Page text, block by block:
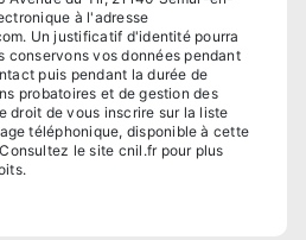
à l'adresse
Un justificatif d'identité pourra
conservons vos données pendant
puis pendant la durée de
probatoires et de gestion des
droit de vous inscrire sur la liste
téléphonique, disponible à cette
le site cnil.fr pour plus